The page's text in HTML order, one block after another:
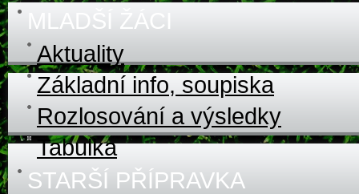
MLADŠÍ ŽÁCI
Aktuality
Základní info, soupiska
Rozlosování a výsledky
Tabulka
STARŠÍ PŘÍPRAVKA